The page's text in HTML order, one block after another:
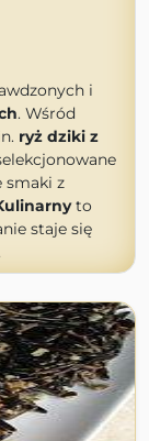
i
. Wśród
ryż dziki z
smaki z
to
staje się